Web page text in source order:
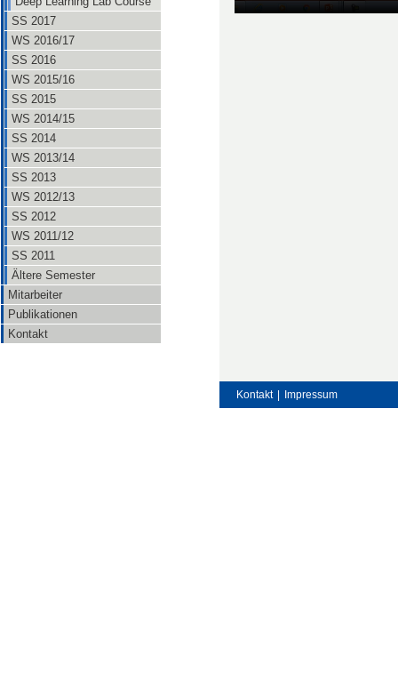
SS 2017
WS 2016/17
SS 2016
WS 2015/16
SS 2015
WS 2014/15
SS 2014
WS 2013/14
SS 2013
WS 2012/13
SS 2012
WS 2011/12
SS 2011
Ältere Semester
Mitarbeiter
Publikationen
Kontakt
Kontakt Impressum